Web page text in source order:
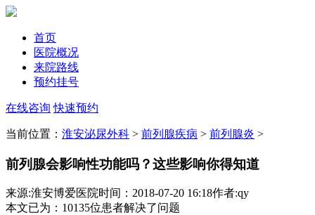
首页
医院概况
来院路线
预约挂号
在线咨询 快速预约
当前位置： 淮安泌尿外科 > 前列腺疾病 > 前列腺炎 >
前列腺会影响性功能吗？这些影响你得知道
来源:淮安博爱医院时间：2018-07-20 16:18作者:qy
本文已为 ：10135位患者解决了问题